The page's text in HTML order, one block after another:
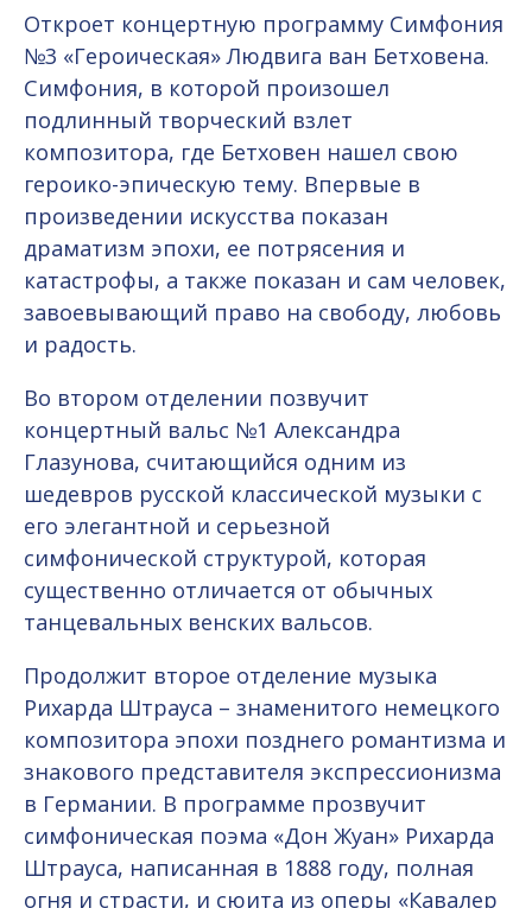
Откроет концертную программу Симфония
№3 «Героическая» Людвига ван Бетховена.
Симфония, в которой произошел
подлинный творческий взлет
композитора, где Бетховен нашел свою
героико-эпическую тему. Впервые в
произведении искусства показан
драматизм эпохи, ее потрясения и
катастрофы, а также показан и сам человек,
завоевывающий право на свободу, любовь
и радость.
Во втором отделении позвучит
концертный вальс №1 Александра
Глазунова, считающийся одним из
шедевров русской классической музыки с
его элегантной и серьезной
симфонической структурой, которая
существенно отличается от обычных
танцевальных венских вальсов.
Продолжит второе отделение музыка
Рихарда Штрауса – знаменитого немецкого
композитора эпохи позднего романтизма и
знакового представителя экспрессионизма
в Германии. В программе прозвучит
симфоническая поэма «Дон Жуан» Рихарда
Штрауса, написанная в 1888 году, полная
огня и страсти, и сюита из оперы «Кавалер